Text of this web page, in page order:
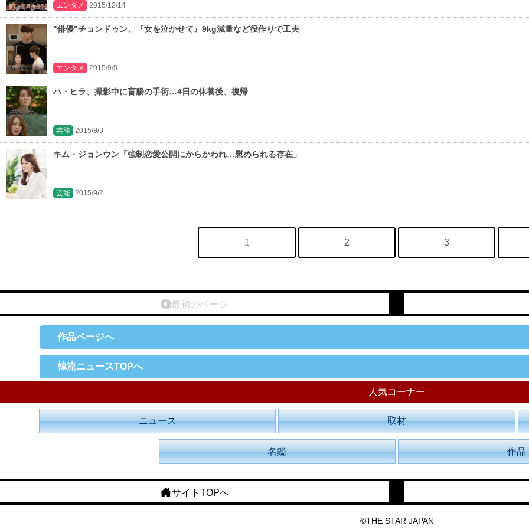
エンタメ 2015/12/14
"俳優"チョンドゥン、『女を泣かせて』9kg減量など役作りで工夫
エンタメ 2015/9/5
ハ・ヒラ、撮影中に盲腸の手術…4日の休養後、復帰
芸能 2015/9/3
キム・ジョンウン「強制恋愛公開にからかわれ…慰められる存在」
芸能 2015/9/2
1 2 3
最初のページ
作品ページへ
韓流ニュースTOPへ
人気コーナー
ニュース 取材
名鑑 作品
サイトTOPへ
©THE STAR JAPAN